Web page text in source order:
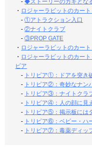
-◆ストーリーのカギとな
・ ロジャーラビットのカー
-①アトラクション入口
-②ナイトクラブ
-③PROP GATE
・ ロジャーラビットのカー
・ ロジャーラビットのカー
ビア
- トリビア①：ドアを突き
- トリビア②：奇妙なナン
- トリビア③：ナイトクラ
- トリビア④：人の顔に見
- トリビア⑤：掲示板には
- トリビア⑥：ベビー・ハ
- トリビア⑦：毒薬ディッ